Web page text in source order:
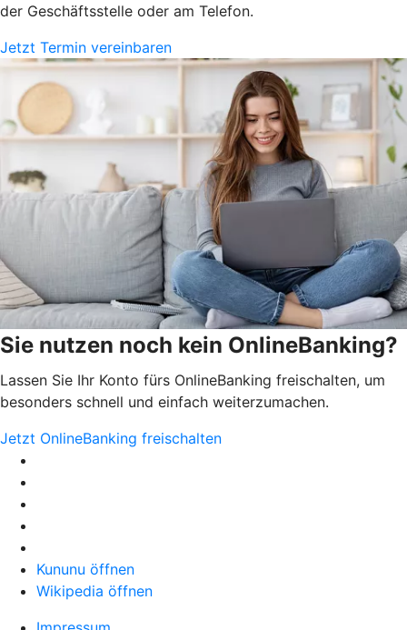
der Geschäftsstelle oder am Telefon.
Jetzt Termin vereinbaren
Sie nutzen noch kein OnlineBanking?
Lassen Sie Ihr Konto fürs OnlineBanking freischalten, um
besonders schnell und einfach weiterzumachen.
Jetzt OnlineBanking freischalten
Kununu öffnen
Wikipedia öffnen